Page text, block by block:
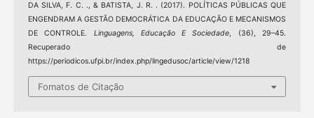
DA SILVA, F. C. ., & BATISTA, J. R. . (2017). POLÍTICAS PÚBLICAS QUE
ENGENDRAM A GESTÃO DEMOCRÁTICA DA EDUCAÇÃO E MECANISMOS
DE CONTROLE. Linguagens, Educação E Sociedade, (36), 29–45.
Recuperado de
https://periodicos.ufpi.br/index.php/lingedusoc/article/view/1218
Fomatos de Citação